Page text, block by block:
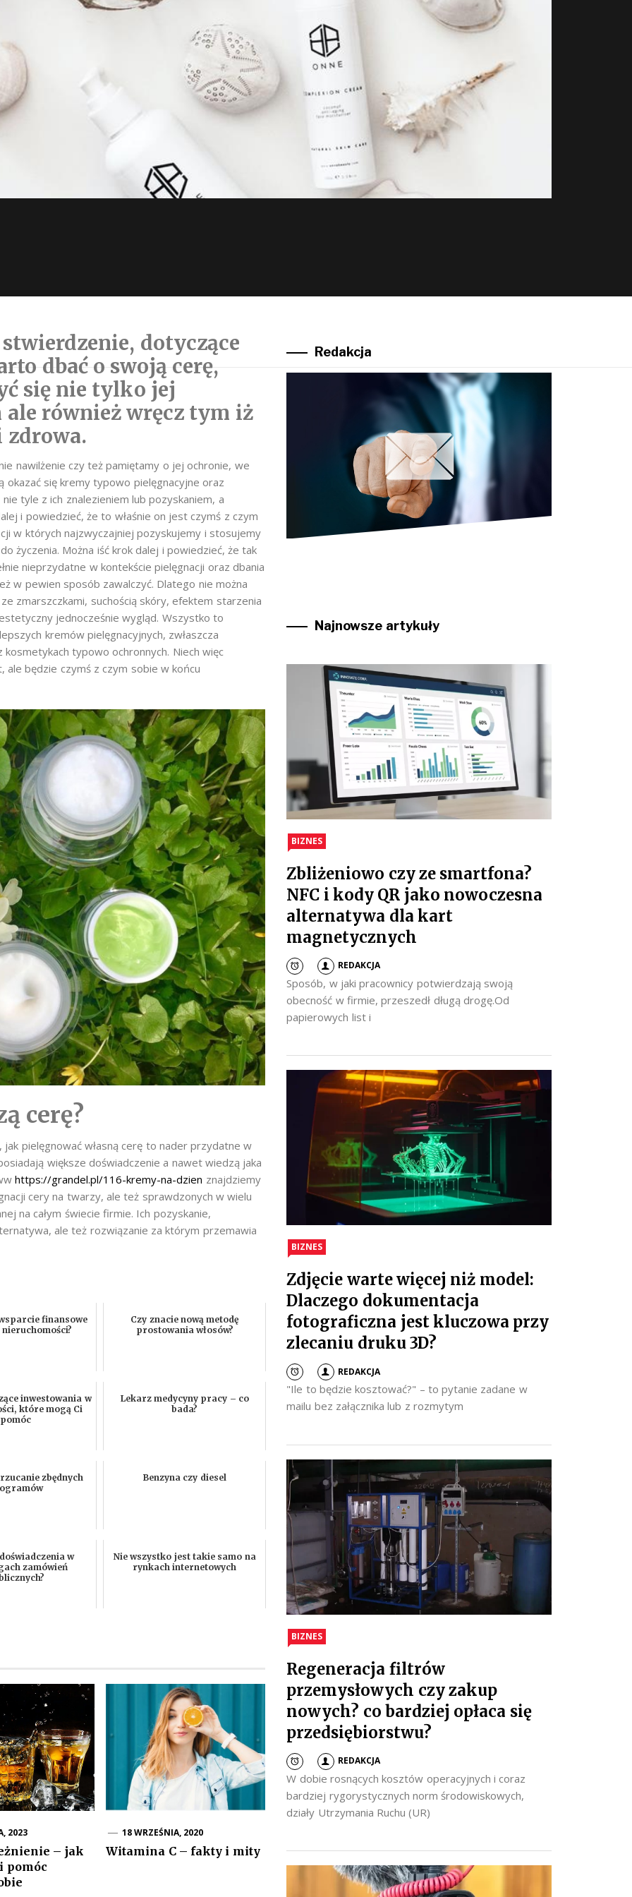
dotyczące
dbać o swoją cerę,
się nie tylko jej
również wręcz tym iż
zdrowa.
nawilżenie czy też pamiętamy o jej ochronie, we
okazać się kremy typowo pielęgnacyjne oraz
tyle z ich znalezieniem lub pozyskaniem, a
i powiedzieć, że to właśnie on jest czymś z czym
w których najzwyczajniej pozyskujemy i stosujemy
życzenia. Można iść krok dalej i powiedzieć, że tak
nieprzydatne w kontekście pielęgnacji oraz dbania
w pewien sposób zawalczyć. Dlatego nie można
zmarszczkami, suchością skóry, efektem starzenia
jednocześnie wygląd. Wszystko to
kremów pielęgnacyjnych, zwłaszcza
typowo ochronnych. Niech więc
będzie czymś z czym sobie w końcu
cerę?
pielęgnować własną cerę to nader przydatne w
większe doświadczenie a nawet wiedzą jaka
https://grandel.pl/116-kremy-na-dzien znajdziemy
cery na twarzy, ale też sprawdzonych w wielu
na całym świecie firmie. Ich pozyskanie,
ale też rozwiązanie za którym przemawia
finansowe
Czy znacie nową metodę
prostowania włosów?
inwestowania w
które mogą Ci
pomóc
Lekarz medycyny pracy – co
bada?
zbędnych
Benzyna czy diesel
w
zamówień
Nie wszystko jest takie samo na
rynkach internetowych
2023
– jak
pomóc
18 WRZEŚNIA, 2020
Witamina C – fakty i mity
Redakcja
Najnowsze artykuły
BIZNES
Zbliżeniowo czy ze smartfona?
NFC i kody QR jako nowoczesna
alternatywa dla kart
magnetycznych
REDAKCJA
Sposób, w jaki pracownicy potwierdzają swoją
obecność w firmie, przeszedł długą drogę.Od
papierowych list i
BIZNES
Zdjęcie warte więcej niż model:
Dlaczego dokumentacja
fotograficzna jest kluczowa przy
zlecaniu druku 3D?
REDAKCJA
"Ile to będzie kosztować?" – to pytanie zadane w
mailu bez załącznika lub z rozmytym
BIZNES
Regeneracja filtrów
przemysłowych czy zakup
nowych? co bardziej opłaca się
przedsiębiorstwu?
REDAKCJA
W dobie rosnących kosztów operacyjnych i coraz
bardziej rygorystycznych norm środowiskowych,
działy Utrzymania Ruchu (UR)